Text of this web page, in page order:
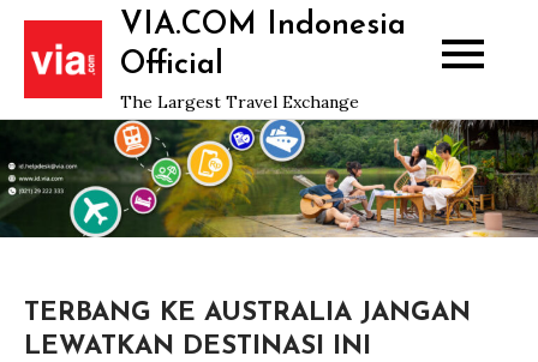
Skip
content
VIA.COM Indonesia
Official
The Largest Travel Exchange
TERBANG KE AUSTRALIA JANGAN
LEWATKAN DESTINASI INI